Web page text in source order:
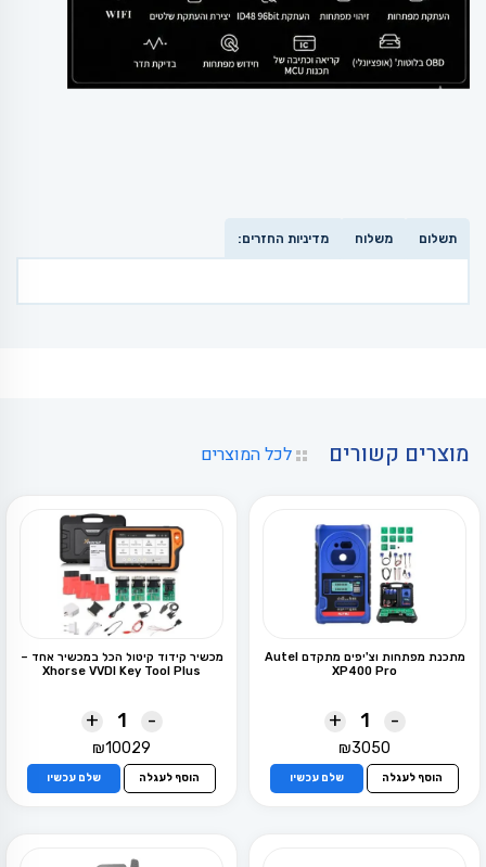
תשלום משלוח מדיניות החזרים:
מוצרים קשורים לכל המוצרים
מתכנת מפתחות וצ'יפים מתקדם Autel
XP400 Pro
-
+
₪3050
הוסף לעגלה שלם עכשיו
מכשיר קידוד קיטול הכל במכשיר אחד –
Xhorse VVDI Key Tool Plus
-
+
₪10029
הוסף לעגלה שלם עכשיו